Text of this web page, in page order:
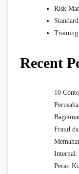
Risk
Training
Recent
10
Fraud
Internal:
Peran